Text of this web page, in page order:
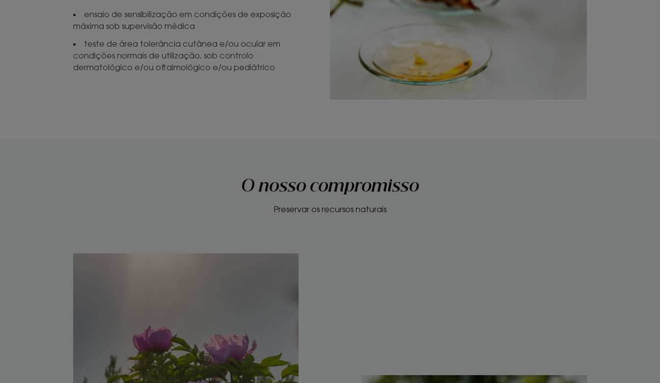
ensaio de sensibilização em condições de exposição
máxima sob supervisão médica
teste de área tolerância cutânea e/ou ocular em
condições normais de utilização, sob controlo
dermatológico e/ou oftalmológico e/ou pediátrico
O nosso compromisso
Preservar os recursos naturais